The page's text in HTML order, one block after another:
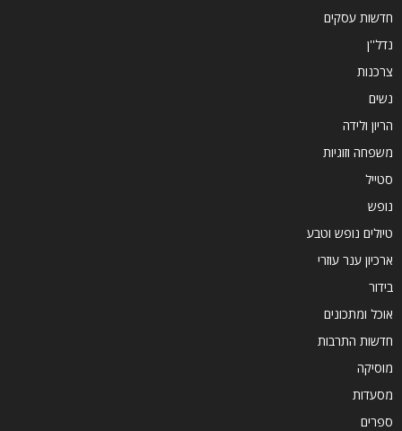
חדשות עסקים
נדל''ן
צרכנות
נשים
הריון ולידה
משפחה וזוגיות
סטייל
נופש
טיולים נופש וטבע
ארכיון ענר עוזרי
בידור
אוכל ומתכונים
חדשות התרבות
מוסיקה
מסעדות
ספרים